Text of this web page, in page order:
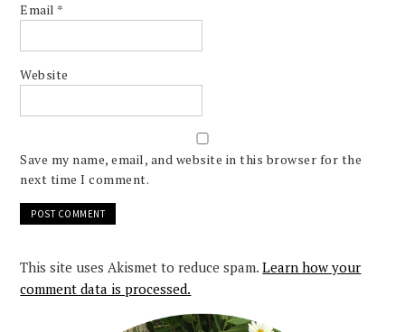
Email *
Website
Save my name, email, and website in this browser for the
next time I comment.
This site uses Akismet to reduce spam.Learn how your
comment data is processed.